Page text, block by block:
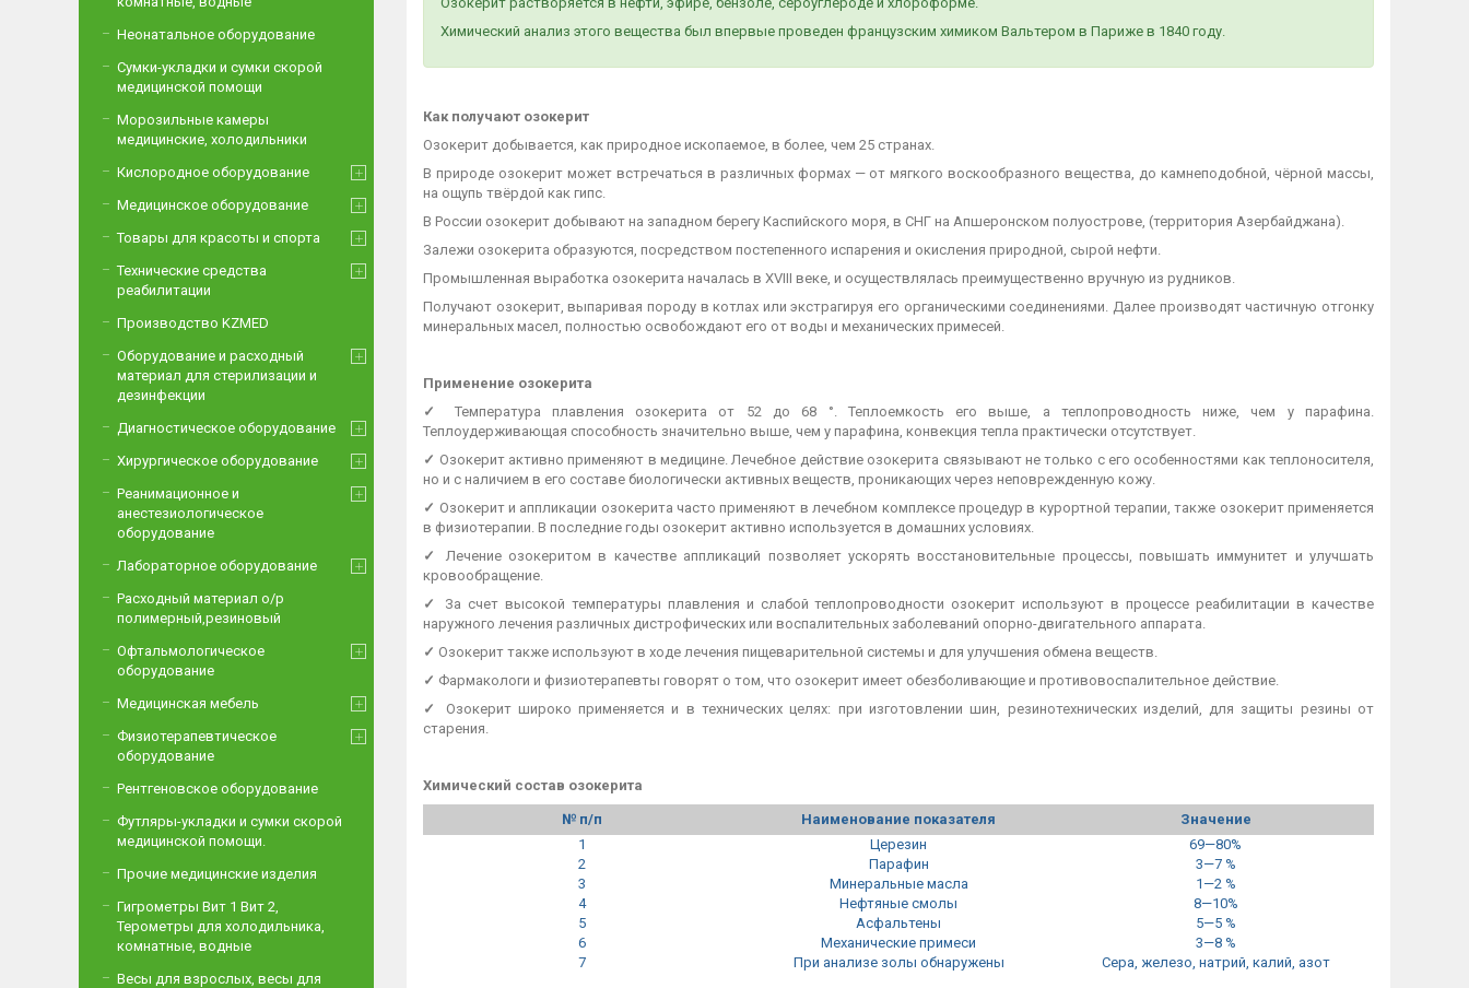
Химический анализ этого вещества был впервые проведен французским химиком Вальтером в Париже в 1840 году.
Как получают озокерит
Озокерит добывается, как природное ископаемое, в более, чем 25 странах.
В природе озокерит может встречаться в различных формах — от мягкого воскообразного вещества, до камнеподобной, чёрной массы,
на ощупь твёрдой как гипс.
В России озокерит добывают на западном берегу Каспийского моря, в СНГ на Апшеронском полуострове, (территория Азербайджана).
Залежи озокерита образуются, посредством постепенного испарения и окисления природной, сырой нефти.
Промышленная выработка озокерита началась в XVIII веке, и осуществлялась преимущественно вручную из рудников.
Получают озокерит, выпаривая породу в котлах или экстрагируя его органическими соединениями. Далее производят частичную отгонку
минеральных масел, полностью освобождают его от воды и механических примесей.
Применение озокерита
✓ Температура плавления озокерита от 52 до 68 °. Теплоемкость его выше, а теплопроводность ниже, чем у парафина.
Теплоудерживающая способность значительно выше, чем у парафина, конвекция тепла практически отсутствует.
✓ Озокерит активно применяют в медицине. Лечебное действие озокерита связывают не только с его особенностями как теплоносителя,
но и с наличием в его составе биологически активных веществ, проникающих через неповрежденную кожу.
✓ Озокерит и аппликации озокерита часто применяют в лечебном комплексе процедур в курортной терапии, также озокерит применяется
в физиотерапии. В последние годы озокерит активно используется в домашних условиях.
✓ Лечение озокеритом в качестве аппликаций позволяет ускорять восстановительные процессы, повышать иммунитет и улучшать
кровообращение.
✓ За счет высокой температуры плавления и слабой теплопроводности озокерит используют в процессе реабилитации в качестве
наружного лечения различных дистрофических или воспалительных заболеваний опорно-двигательного аппарата.
✓ Озокерит также используют в ходе лечения пищеварительной системы и для улучшения обмена веществ.
✓ Фармакологи и физиотерапевты говорят о том, что озокерит имеет обезболивающие и противовоспалительное действие.
✓ Озокерит широко применяется и в технических целях: при изготовлении шин, резинотехнических изделий, для защиты резины от
старения.
Химический состав озокерита
№ п/п Наименование показателя
Значение
1
Церезин
69—80%
2
Парафин
3—7 %
3
Минеральные масла
1—2 %
4
Нефтяные смолы
8—10%
5
Асфальтены
5—5 %
6
Механические примеси
3—8 %
7
При анализе золы обнаружены Cера, железо, натрий, калий, азот
Неонатальное оборудование
Сумки-укладки и сумки скорой
медицинской помощи
Морозильные камеры
медицинские, холодильники
Кислородное оборудование
Медицинское оборудование
Товары для красоты и спорта
Технические средства
реабилитации
Производство KZMED
Оборудование и расходный
материал для стерилизации и
дезинфекции
Диагностическое оборудование
Хирургическое оборудование
Реанимационное и
анестезиологическое
оборудование
Лабораторное оборудование
Расходный материал о/р
полимерный,резиновый
Офтальмологическое
оборудование
Медицинская мебель
Физиотерапевтическое
оборудование
Рентгеновское оборудование
Футляры-укладки и сумки скорой
медицинской помощи.
Прочие медицинские изделия
Гигрометры Вит 1 Вит 2,
Терометры для холодильника,
комнатные, водные
Весы для взрослых, весы для